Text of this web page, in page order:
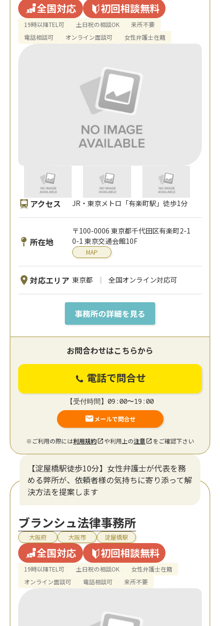
全国対応 初回相談無料
19時以降TEL可 土日祝の相談OK
来所不要
電話相談可
オンライン面談可 女性弁護士在籍
アクセス JR・東京メトロ「有楽町駅」徒歩1分
所在地
〒100-0006 東京都千代田区有楽町2-1
0-1 東京交通会館10F
MAP
対応エリア 東京都 全国オンライン対応可
事務所の詳細を見る
お問合わせはこちらから
電話で問合せ
【受付時間】09:00〜19:00
メールで問合せ
※ご利用の際には利用規約 や利用上の注意 をご確認下さい
【淀屋橋駅徒歩10分】女性弁護士が代表を務
める弊所が、依頼者様の気持ちに寄り添って解
決方法を提案します
ブランシュ法律事務所
大阪府 大阪市 淀屋橋駅
全国対応 初回相談無料
19時以降TEL可 土日祝の相談OK
女性弁護士在籍
オンライン面談可
電話相談可 来所不要